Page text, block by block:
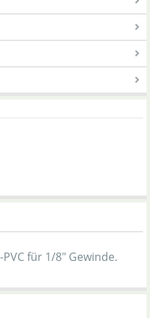
für 1/8" Gewinde.